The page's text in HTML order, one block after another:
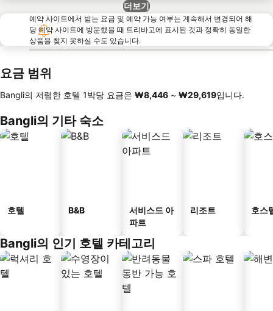
더보기
예약 사이트에서 받는 요금 및 예약 가능 여부는 계속해서 변경되어 해
당 예약 사이트에 방문했을 때 트리바고에 표시된 것과 정확히 동일한
상품을 찾지 못하실 수도 있습니다.
요금 범위
Bangli의 저렴한 호텔 1박당 요금은 ‎₩8,446 ~ ‎₩29,619입니다.
Bangli의 기타 숙소
호텔 B&B
서비스드 아
파트
리조트 호스
Bangli의 인기 호텔 카테고리